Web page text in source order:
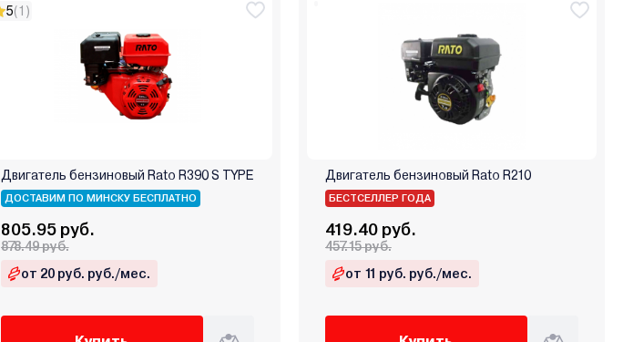
5(1)
Двигатель бензиновый Rato R390 S TYPE
ДОСТАВИМ ПО МИНСКУ БЕСПЛАТНО
805.95 руб.
878.49 руб.
от 20 руб. руб./мес.
Двигатель бензиновый Rato R210
БЕСТСЕЛЛЕР ГОДА
419.40 руб.
457.15 руб.
от 11 руб. руб./мес.